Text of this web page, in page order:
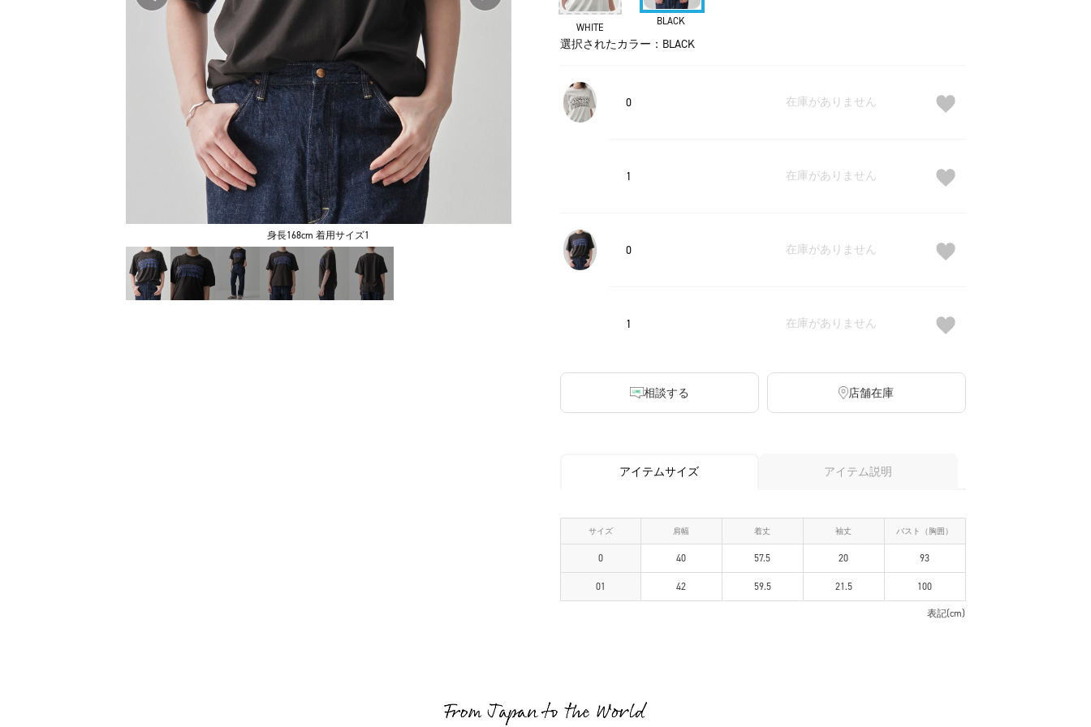
身長168cm 着用サイズ1
WHITE BLACK
選択されたカラー：BLACK
0 在庫がありません
1 在庫がありません
0 在庫がありません
1 在庫がありません
相談する 店舗在庫
アイテムサイズ アイテム説明
サイズ 肩幅 着丈 袖丈 バスト（胸囲）
0 40 57.5 20 93
01 42 59.5 21.5 100
表記(cm)